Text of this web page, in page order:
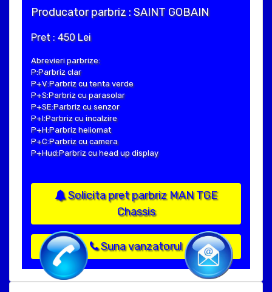
Producator parbriz : SAINT GOBAIN
Pret : 450 Lei
Abrevieri parbrize:
P:Parbriz clar
P+V:Parbriz cu tenta verde
P+S:Parbriz cu parasolar
P+SE:Parbriz cu senzor
P+I:Parbriz cu incalzire
P+H:Parbriz heliomat
P+C:Parbriz cu camera
P+Hud:Parbriz cu head up display
Solicita pret parbriz MAN TGE
Chassis
Suna vanzatorul